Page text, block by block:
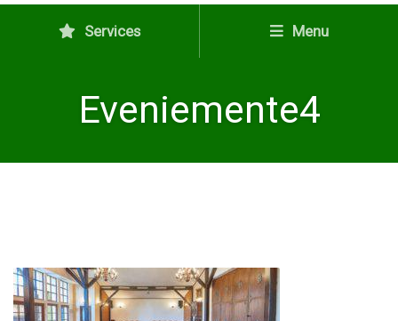
Services Menu
Eveniemente4